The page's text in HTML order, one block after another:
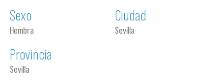
Sexo
Hembra
Ciudad
Sevilla
Provincia
Sevilla